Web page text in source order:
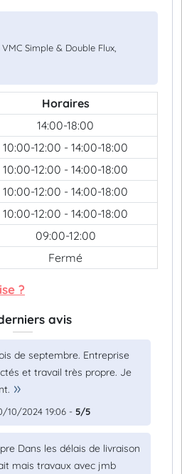
Simple & Double Flux,
Horaires
14:00-18:00
10:00-12:00 - 14:00-18:00
10:00-12:00 - 14:00-18:00
10:00-12:00 - 14:00-18:00
10:00-12:00 - 14:00-18:00
09:00-12:00
Fermé
?
avis
de septembre. Entreprise
et travail très propre. Je
10/2024 19:06 - 5/5
Dans les délais de livraison
mais travaux avec jmb